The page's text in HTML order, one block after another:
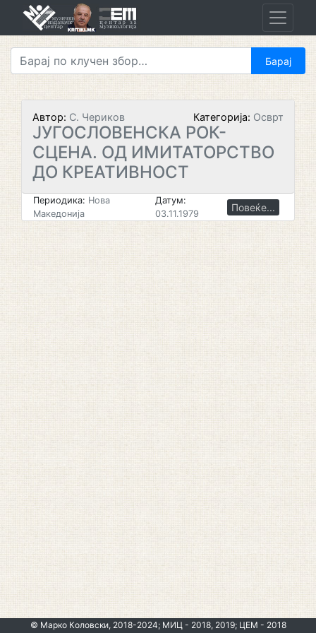
Автор: С. Чериков Категорија: Осврт
ЈУГОСЛОВЕНСКА РОК-
СЦЕНА. ОД ИМИТАТОРСТВО
ДО КРЕАТИВНОСТ
Периодика: Нова
Македонија
Датум:
03.11.1979
Повеќе...
© Марко Коловски, 2018-2024; МИЦ - 2018, 2019; ЦЕМ - 2018